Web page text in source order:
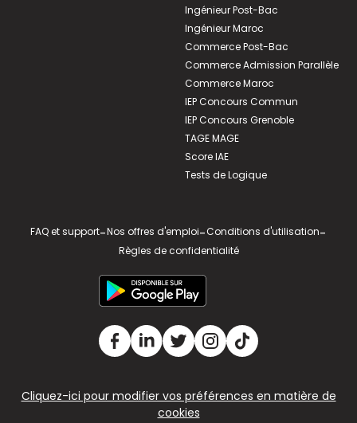
Ingénieur Post-Bac
Ingénieur Maroc
Commerce Post-Bac
Commerce Admission Parallèle
Commerce Maroc
IEP Concours Commun
IEP Concours Grenoble
TAGE MAGE
Score IAE
Tests de Logique
FAQ et support-Nos offres d'emploi-Conditions d'utilisation-
Règles de confidentialité
Cliquez-ici pour modifier vos préférences en matière de
cookies